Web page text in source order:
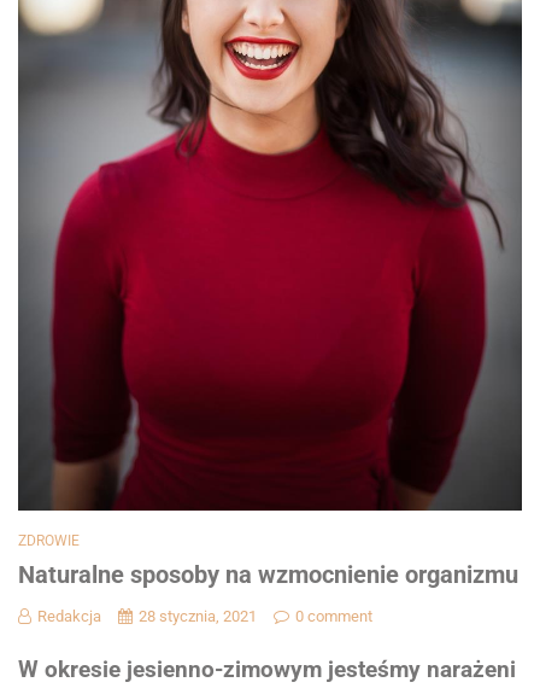
ZDROWIE
Naturalne sposoby na wzmocnienie organizmu
Redakcja 28 stycznia, 2021 0 comment
W okresie jesienno-zimowym jesteśmy narażeni